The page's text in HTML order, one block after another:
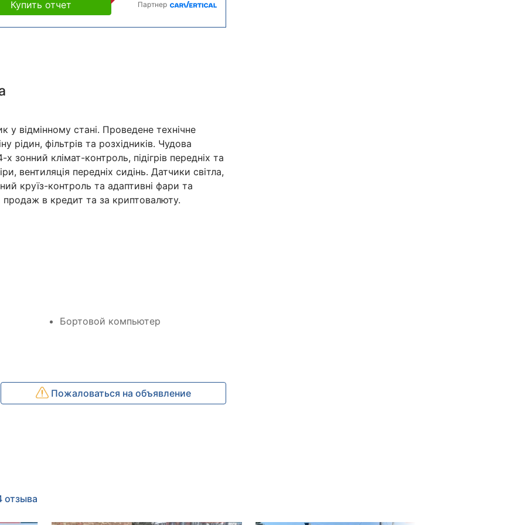
Купить отчет Партнер
відмінному стані. Проведене технічне
рідин, фільтрів та розхідників. Чудова
зонний клімат-контроль, підігрів передніх та
вентиляція передніх сидінь. Датчики світла,
круїз-контроль та адаптивні фари та
в кредит та за криптовалюту.
Бортовой компьютер
Пожаловаться на объявление
отзыва